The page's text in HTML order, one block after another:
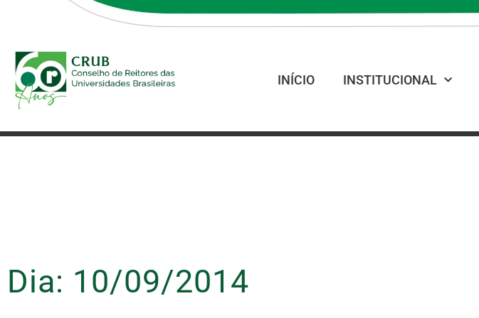
INÍCIO INSTITUCIONAL
Dia: 10/09/2014